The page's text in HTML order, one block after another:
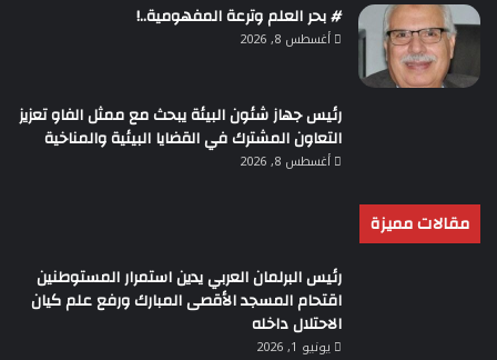
# بحر العلم وترعة المفهومية..!
أغسطس 8, 2026
رئيس جهاز شئون البيئة يبحث مع ممثل الفاو تعزيز
التعاون المشترك في القضايا البيئية والمناخية
أغسطس 8, 2026
مقالات مميزة
رئيس البرلمان العربي يدين استمرار المستوطنين
اقتحام المسجد الأقصى المبارك ورفع علم كيان
الاحتلال داخله
يونيو 1, 2026